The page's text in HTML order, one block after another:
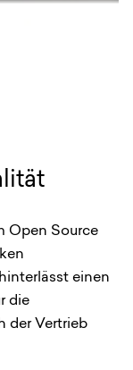
Open Source
einen
die
der Vertrieb